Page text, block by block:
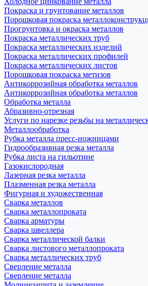
Покраска и грунтование металлов
Порошковая покраска
Прогрунтовка и окраска металлов
Покраска металлических труб
Покраска металлических изделий
Покраска металлических профилей
Покраска металлических листов
Порошковая покраска метизов
Антикоррозийная обработка металлов
Антикоррозийная обработка металлов
Обработка металла
Абразивно-отрезная
Услуги по нарезке резьбы на
Металлообработка
Рубка металла пресс-ножницами
Гидрообразивная резка металла
Рубка листа на гильотине
Газокислородная
Лазерная резка металла
Плазменная резка металла
Фигурная и художественная
Сварка металлов
Сварка металлопроката
Сварка арматуры
Сварка швеллера
Сварка металлической балки
Сварка листового металлопроката
Сварка металлических труб
Сверление металла
Сверление металла